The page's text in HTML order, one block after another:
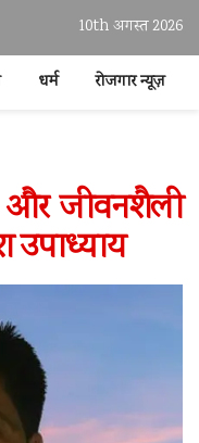
10th अगस्त 2026
धर्म रोजगार न्यूज़
और जीवनशैली
उपाध्याय